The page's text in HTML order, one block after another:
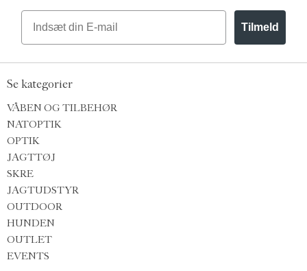
Email
Tilmeld
Se kategorier
VÅBEN OG TILBEHØR
NATOPTIK
OPTIK
JAGTTØJ
SKRE
JAGTUDSTYR
OUTDOOR
HUNDEN
OUTLET
EVENTS